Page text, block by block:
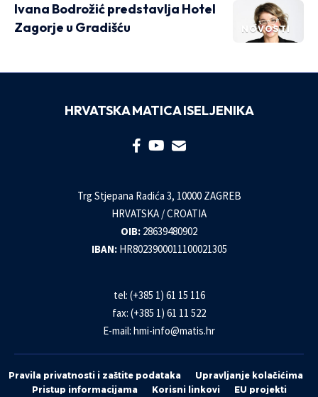
NOVOSTI
Ivana Bodrožić predstavlja Hotel
Zagorje u Gradišću
HRVATSKA MATICA ISELJENIKA
Trg Stjepana Radića 3, 10000 ZAGREB
HRVATSKA / CROATIA
OIB: 28639480902
IBAN: HR8023900011100021305
tel: (+385 1) 61 15 116
fax: (+385 1) 61 11 522
E-mail: hmi-info@matis.hr
Pravila privatnosti i zaštite podataka
Upravljanje kolačićima
Pristup informacijama
Korisni linkovi EU projekti